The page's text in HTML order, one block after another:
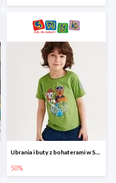
Ubrania i buty z bohaterami w Smyku do -50%
50%